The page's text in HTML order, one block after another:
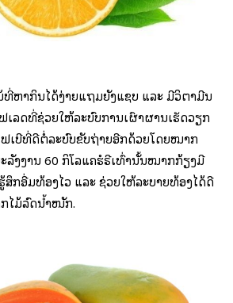
ຫາກິນໄດ້ງ່າຍແຖມຍັງແຊບ ແລະ ມີວິຕາມີນ
ເລດທີ່ຊ່ວຍໃຫ້ລະບົບການເຜົາຜານເຮັດວຽກ
ເບີທີ່ດີຕໍ່ລະບົບຂັບຖ່າຍອີກດ້ວຍໂດຍໝາກ
ງງານ 60 ກິໂລແຄຮໍຣີເທົ່ານັ້ນໝາກກ້ຽງມີ
ສຶກອີ່ມທ້ອງໄວ ແລະ ຊ່ວຍໃຫ້ລະບາຍທ້ອງໄດ້ດີ
ໄມ້ລົດນ້ຳໜັກ.